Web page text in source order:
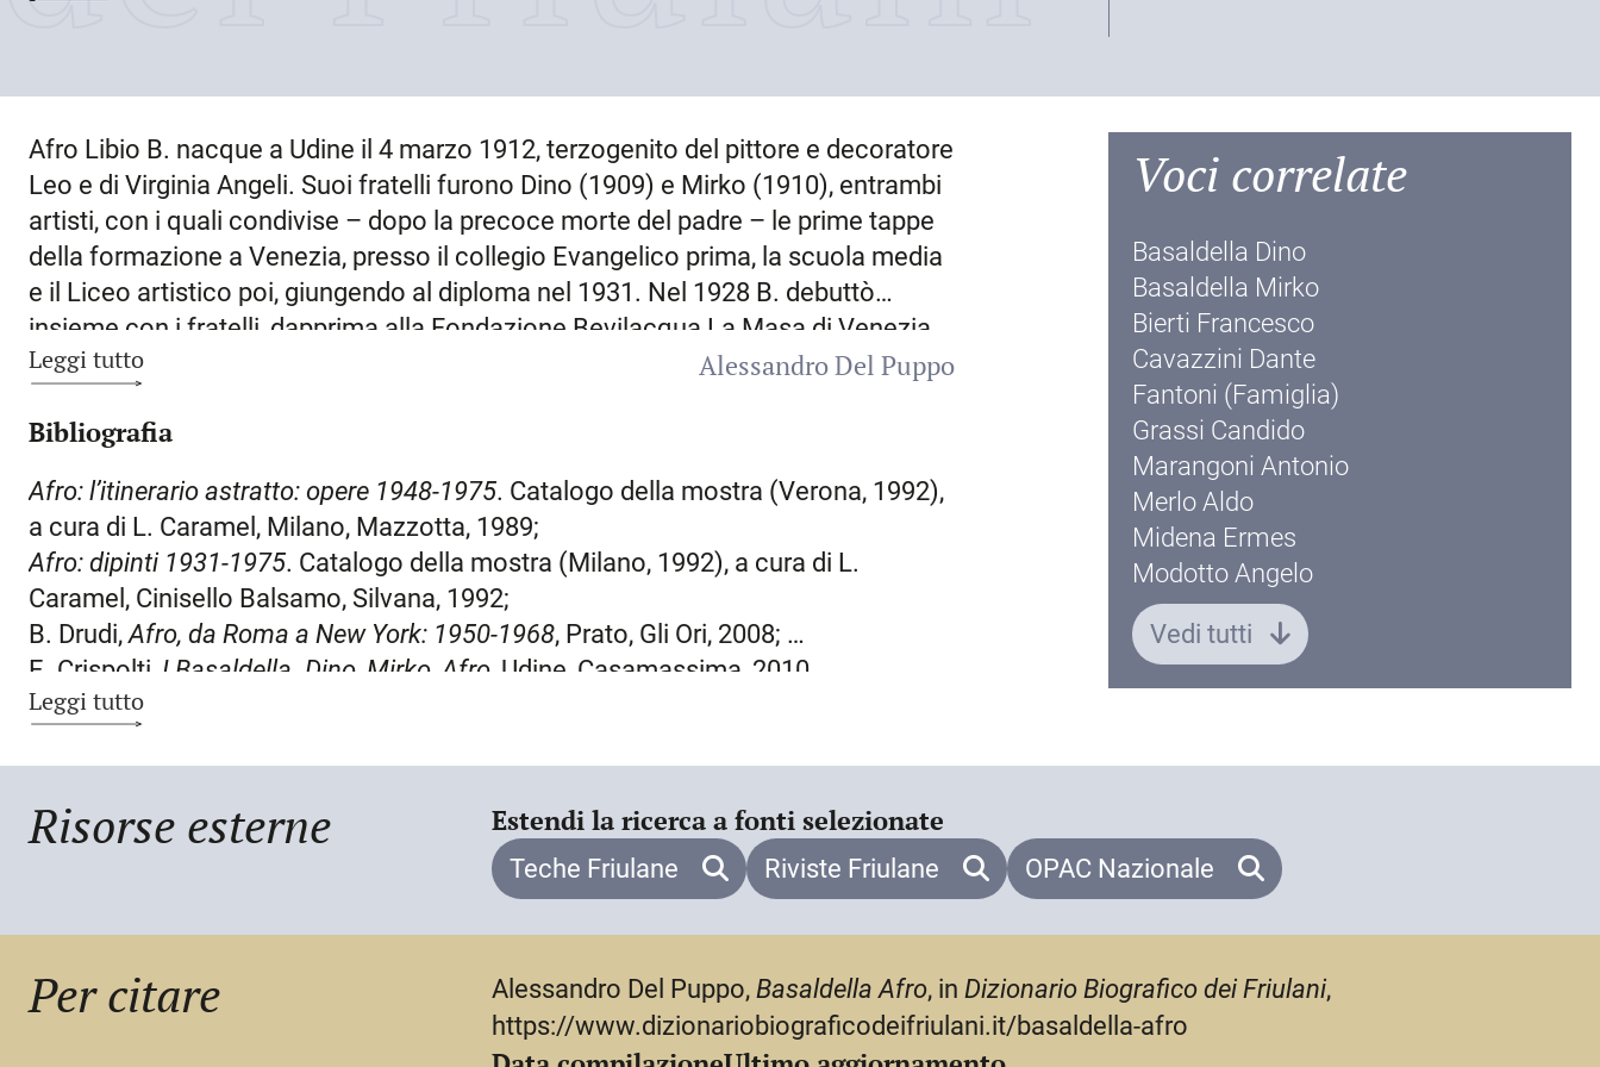
Afro Libio B. nacque a Udine il 4 marzo 1912, terzogenito del pittore e decoratore
Leo e di Virginia Angeli. Suoi fratelli furono Dino (1909) e Mirko (1910), entrambi
artisti, con i quali condivise – dopo la precoce morte del padre – le prime tappe
della formazione a Venezia, presso il collegio Evangelico prima, la scuola media
e il Liceo artistico poi, giungendo al diploma nel 1931. Nel 1928 B. debuttò
insieme con i fratelli, dapprima alla Fondazione Bevilacqua La Masa di Venezia
e quindi a
con la Scuola friulana d’avanguardia, un sodalizio effimero, ma
della Fondazione Marangoni, alla fine del 1929 poté recarsi a
raggiunto dai fratelli; qui B. frequentò l’ambiente della Scuola romana e strinse
amicizia con Scipione, Corrado Cagli (del quale sposerà la sorella Serena), Mario
Mafai. Nel 1932 seguì Mirko a Milano presso lo studio di Arturo Martini, e poté
conoscere pittori come Birolli e Morlotti, oltre ad esporre alla galleria del Milione.
Nel biennio 1934-1935 B. fu a Roma, dove intensificò i rapporti con il gruppo di
artisti gravitanti attorno alla galleria della Cometa (Capogrossi, Cavalli, Guttuso,
Fazzini), con evidenti ripercussioni nella sua pittura, che si accostò all’acceso
tonalismo ed ai modi espressivi della scuola romana (
la prima opera pubblica, e un efficace cantiere per la sperimentazione di
molteplici soluzioni: dalle reminiscenze colte della tradizione veneziana, ai
motivi più contemporanei dedotti da Cagli e dai fratelli e messi a punto
adottando, in numerosi studi, la tecnica della tempera grassa. Dopo la prima
mostra personale alla galleria della Cometa nel 1937, B. si recò insieme a Mirko
e Cagli a Parigi per visitare l’Esposizione internazionale. Al rientro, nel 1938
realizzò gli affreschi di casa Cavazzini, riprendendo motivi figurativi tratti da
Leggi tutto
Alessandro Del Puppo
Bibliografia
Afro: l’itinerario astratto: opere 1948-1975. Catalogo della mostra (Verona, 1992),
a cura di L. Caramel, Milano, Mazzotta, 1989;
Afro: dipinti 1931-1975. Catalogo della mostra (Milano, 1992), a cura di L.
Caramel, Cinisello Balsamo, Silvana, 1992;
B. Drudi,Afro, da Roma a New York: 1950-1968, Prato, Gli Ori, 2008;
E. Crispolti, I Basaldella. Dino, Mirko, Afro , Udine, Casamassima, 2010.
Leggi tutto
Voci correlate
Basaldella Dino
Basaldella Mirko
Bierti Francesco
Cavazzini Dante
Fantoni (Famiglia)
Grassi Candido
Marangoni Antonio
Merlo Aldo
Midena Ermes
Modotto Angelo
Vedi tutti
Risorse esterne Estendi la ricerca a fonti selezionate
Teche Friulane Riviste Friulane OPAC Nazionale
Per citare Alessandro Del Puppo, Basaldella Afro, in Dizionario Biografico dei Friulani,
https://www.dizionariobiograficodeifriulani.it/basaldella-afro